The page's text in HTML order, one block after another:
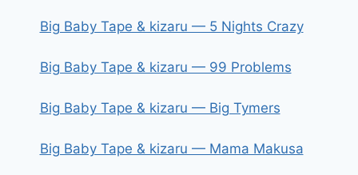
Big Baby Tape & kizaru — 5 Nights Crazy
Big Baby Tape & kizaru — 99 Problems
Big Baby Tape & kizaru — Big Tymers
Big Baby Tape & kizaru — Mama Makusa